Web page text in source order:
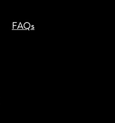
FAQs